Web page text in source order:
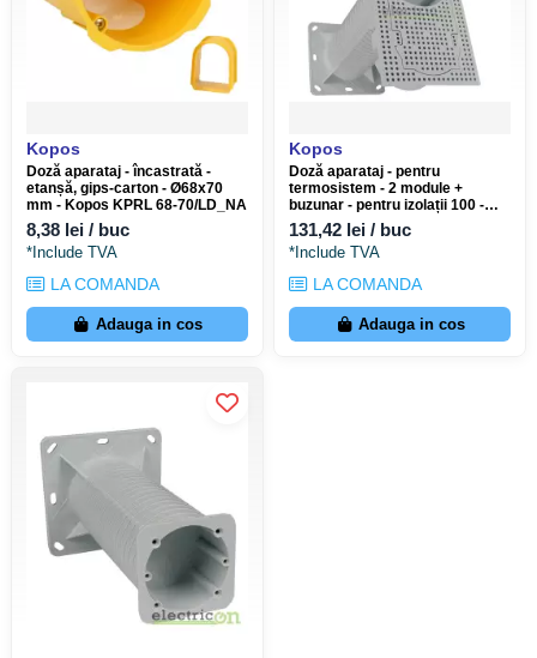
Kopos
Doză aparataj - încastrată -
etanșă, gips-carton - Ø68x70
mm - Kopos KPRL 68-70/LD_NA
8,38 lei / buc
*Include TVA
LA COMANDA
Adauga in cos
Kopos
Doză aparataj - pentru
termosistem - 2 module +
buzunar - pentru izolații 100 -
250 mm - Kopos KEZ-3_KB
131,42 lei / buc
*Include TVA
LA COMANDA
Adauga in cos